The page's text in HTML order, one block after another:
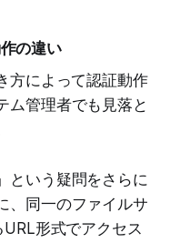
の違い
方によって認証動作
ム管理者でも見落と
という疑問をさらに
、同一のファイルサ
形式でアクセス